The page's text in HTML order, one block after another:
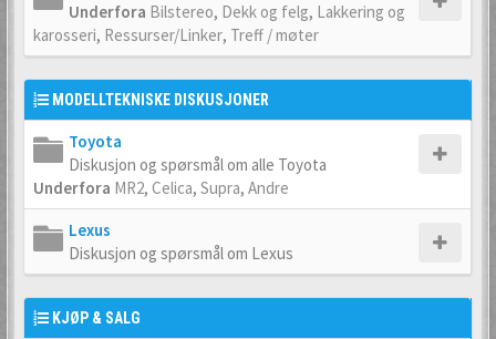
Underfora Bilstereo, Dekk og felg, Lakkering og
karosseri, Ressurser/Linker, Treff / møter
MODELLTEKNISKE DISKUSJONER
Toyota
Diskusjon og spørsmål om alle Toyota
Underfora MR2, Celica, Supra, Andre
Lexus
Diskusjon og spørsmål om Lexus
KJØP & SALG